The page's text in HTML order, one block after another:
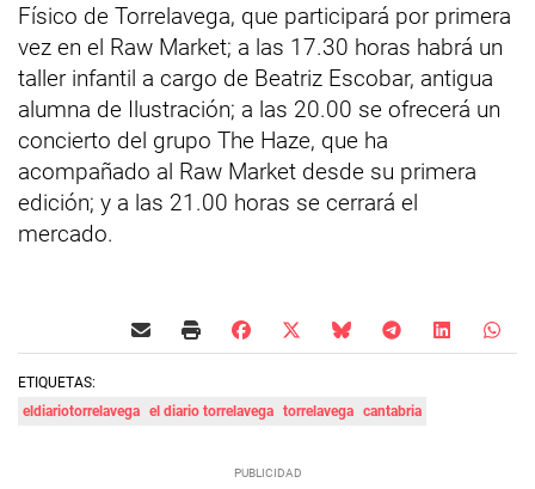
Físico de Torrelavega, que participará por primera
vez en el Raw Market; a las 17.30 horas habrá un
taller infantil a cargo de Beatriz Escobar, antigua
alumna de Ilustración; a las 20.00 se ofrecerá un
concierto del grupo The Haze, que ha
acompañado al Raw Market desde su primera
edición; y a las 21.00 horas se cerrará el
mercado.
ETIQUETAS:
eldiariotorrelavega el diario torrelavega torrelavega cantabria